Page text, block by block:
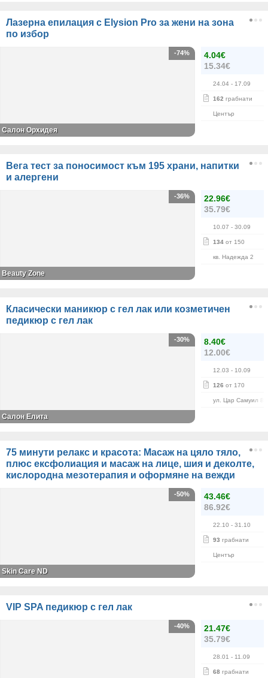
Лазерна епилация с Elysion Pro за жени на зона
по избор
4.04€
15.34€
24.04 - 17.09
162 грабнати
Център
-74%
Салон Орхидея
Вега тест за поносимост към 195 храни, напитки
и алергени
22.96€
35.79€
10.07 - 30.09
134 от 150
кв. Надежда 2
-36%
Beauty Zone
Класически маникюр с гел лак или козметичен
педикюр с гел лак
8.40€
12.00€
12.03 - 10.09
126 от 170
ул. Цар Самуил 84
-30%
Салон Елита
75 минути релакс и красота: Масаж на цяло тяло,
плюс ексфолиация и масаж на лице, шия и деколте,
кислородна мезотерапия и оформяне на вежди
43.46€
86.92€
22.10 - 31.10
93 грабнати
Център
-50%
Skin Care ND
VIP SPA педикюр с гел лак
21.47€
35.79€
28.01 - 11.09
68 грабнати
-40%